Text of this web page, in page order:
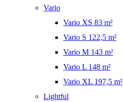
Vario
Vario XS 83 m²
Vario S 122,5 m²
Vario M 143 m²
Vario L 148 m²
Vario XL 197,5 m²
Lightful